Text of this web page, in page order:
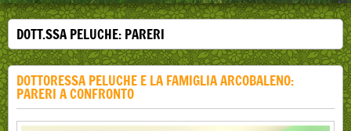
DOTT.SSA PELUCHE: PARERI
DOTTORESSA PELUCHE E LA FAMIGLIA ARCOBALENO:
PARERI A CONFRONTO